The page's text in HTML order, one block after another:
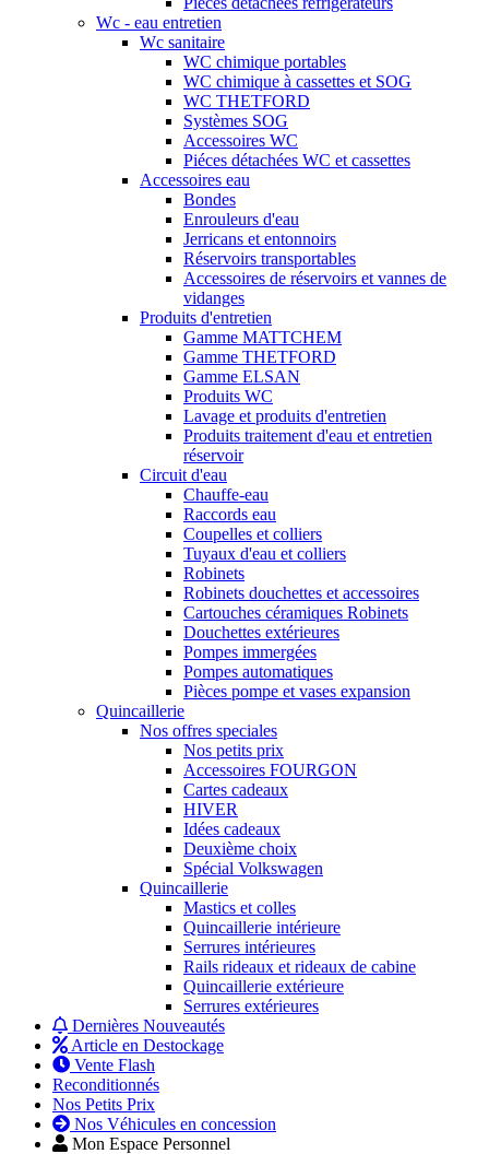
Wc - eau entretien
Wc sanitaire
WC chimique portables
WC chimique à cassettes et SOG
WC THETFORD
Systèmes SOG
Accessoires WC
Piéces détachées WC et cassettes
Accessoires eau
Bondes
Enrouleurs d'eau
Jerricans et entonnoirs
Réservoirs transportables
Accessoires de réservoirs et vannes de
vidanges
Produits d'entretien
Gamme MATTCHEM
Gamme THETFORD
Gamme ELSAN
Produits WC
Lavage et produits d'entretien
Produits traitement d'eau et entretien
réservoir
Circuit d'eau
Chauffe-eau
Raccords eau
Coupelles et colliers
Tuyaux d'eau et colliers
Robinets
Robinets douchettes et accessoires
Cartouches céramiques Robinets
Douchettes extérieures
Pompes immergées
Pompes automatiques
Pièces pompe et vases expansion
Quincaillerie
Nos offres speciales
Nos petits prix
Accessoires FOURGON
Cartes cadeaux
HIVER
Idées cadeaux
Deuxième choix
Spécial Volkswagen
Quincaillerie
Mastics et colles
Quincaillerie intérieure
Serrures intérieures
Rails rideaux et rideaux de cabine
Quincaillerie extérieure
Serrures extérieures
Dernières Nouveautés
Article en Destockage
Vente Flash
Reconditionnés
Nos Petits Prix
Nos Véhicules en concession
Mon Espace Personnel